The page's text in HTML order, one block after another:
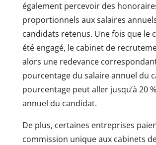
également percevoir des
proportionnels aux salaires
candidats retenus. Une fois que le
été engagé, le cabinet de
alors une redevance
pourcentage du salaire annuel du
pourcentage peut aller jusqu’à 20
annuel du candidat.
De plus, certaines entreprises
commission unique aux cabinets